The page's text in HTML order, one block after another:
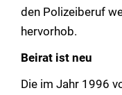
den Polizeiberuf
hervorhob.
Beirat ist neu
Die im Jahr 1996